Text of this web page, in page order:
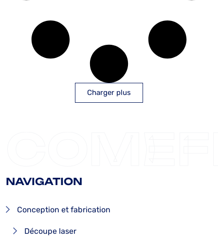
Charger plus
NAVIGATION
Conception et fabrication
Découpe laser